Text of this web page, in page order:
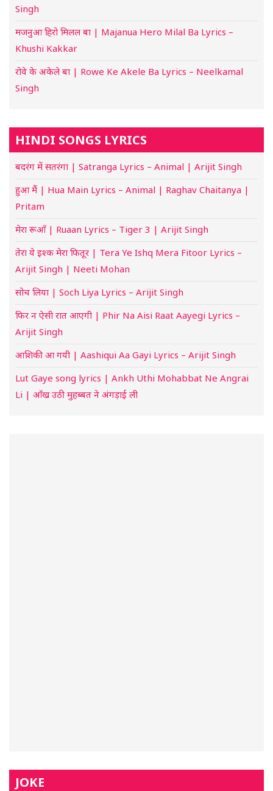
Singh
मजनुआ हिरो मिलल बा | Majanua Hero Milal Ba Lyrics –
Khushi Kakkar
रोवे के अकेले बा | Rowe Ke Akele Ba Lyrics – Neelkamal
Singh
HINDI SONGS LYRICS
बदरंग में सतरंगा | Satranga Lyrics – Animal | Arijit Singh
हुआ मैं | Hua Main Lyrics – Animal | Raghav Chaitanya |
Pritam
मेरा रूआँ | Ruaan Lyrics – Tiger 3 | Arijit Singh
तेरा ये इश्क मेरा फितूर | Tera Ye Ishq Mera Fitoor Lyrics –
Arijit Singh | Neeti Mohan
सोच लिया | Soch Liya Lyrics – Arijit Singh
फिर न ऐसी रात आएगी | Phir Na Aisi Raat Aayegi Lyrics –
Arijit Singh
आशिकी आ गयी | Aashiqui Aa Gayi Lyrics – Arijit Singh
Lut Gaye song lyrics | Ankh Uthi Mohabbat Ne Angrai
Li | आँख उठी मुहब्बत ने अंगड़ाई ली
JOKE